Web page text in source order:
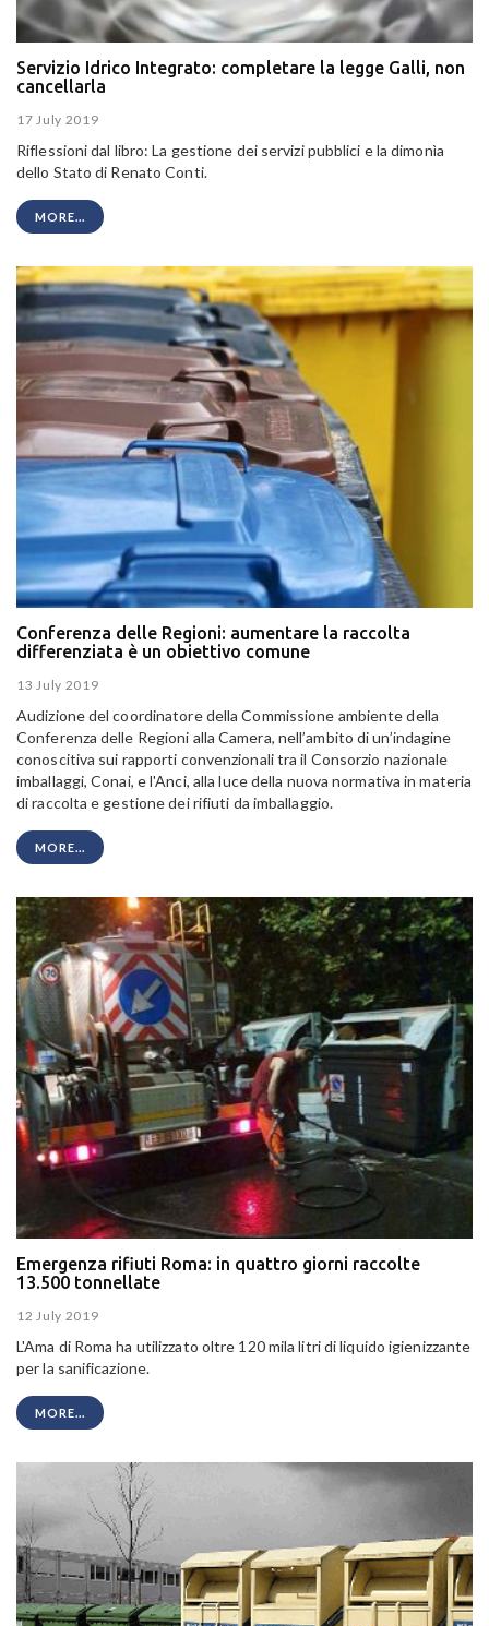
Servizio Idrico Integrato: completare la legge Galli, non
cancellarla
17 July 2019
Riflessioni dal libro: La gestione dei servizi pubblici e la dimonìa
dello Stato di Renato Conti.
MORE...
Conferenza delle Regioni: aumentare la raccolta
differenziata è un obiettivo comune
13 July 2019
Audizione del coordinatore della Commissione ambiente della
Conferenza delle Regioni alla Camera, nell’ambito di un’indagine
conoscitiva sui rapporti convenzionali tra il Consorzio nazionale
imballaggi, Conai, e l'Anci, alla luce della nuova normativa in materia
di raccolta e gestione dei rifiuti da imballaggio.
MORE...
Emergenza rifiuti Roma: in quattro giorni raccolte
13.500 tonnellate
12 July 2019
L'Ama di Roma ha utilizzato oltre 120 mila litri di liquido igienizzante
per la sanificazione.
MORE...